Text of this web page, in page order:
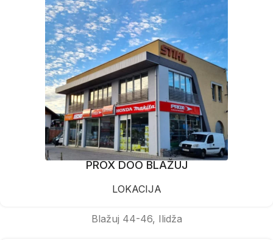
PROX DOO BLAŽUJ
LOKACIJA
Blažuj 44-46, Ilidža